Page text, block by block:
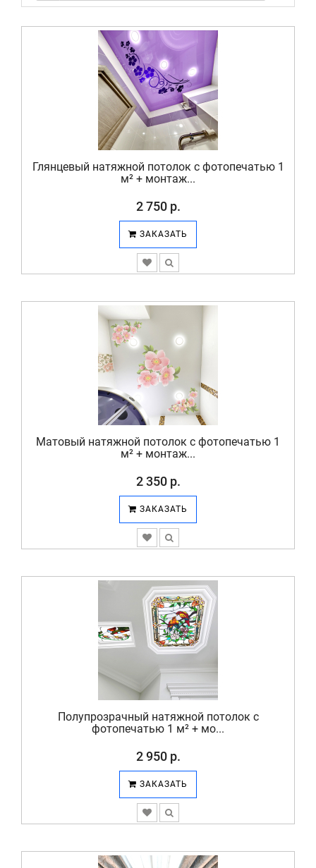
Глянцевый натяжной потолок с фотопечатью 1
м² + монтаж...
2 750 р.
ЗАКАЗАТЬ
Матовый натяжной потолок с фотопечатью 1
м² + монтаж...
2 350 р.
ЗАКАЗАТЬ
Полупрозрачный натяжной потолок с
фотопечатью 1 м² + мо...
2 950 р.
ЗАКАЗАТЬ